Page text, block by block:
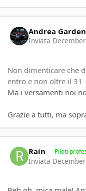
Andrea
Inviata
Non dimenticare che
entro e non oltre il
Ma i versamenti noi
Grazie a tutti, ma
Rain Piloti
Inviata